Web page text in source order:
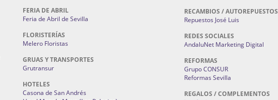
FERIA DE ABRIL
Feria de Abril de Sevilla
FLORISTERÍAS
Melero Floristas
GRUAS Y TRANSPORTES
Grutransur
HOTELES
Casona de San Andrés
RECAMBIOS / AUTOREPUESTOS
Repuestos José Luis
REDES SOCIALES
AndaluNet Marketing Digital
REFORMAS
Grupo CONSUR
Reformas Sevilla
REGALOS / COMPLEMENTOS